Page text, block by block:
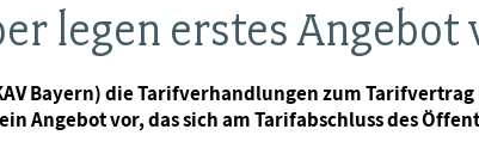
legen erstes Angebot
Bayern) die Tarifverhandlungen zum
Angebot vor, das sich am Tarifabschluss des